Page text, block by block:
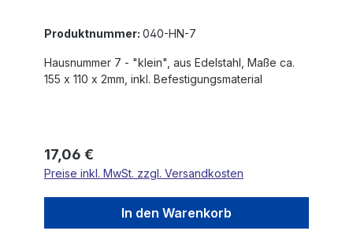
Produktnummer: 040-HN-7
Hausnummer 7 - "klein", aus Edelstahl, Maße ca.
155 x 110 x 2mm, inkl. Befestigungsmaterial
Regulärer Preis:
17,06 €
Preise inkl. MwSt. zzgl. Versandkosten
In den Warenkorb